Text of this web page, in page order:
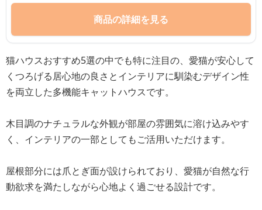
商品の詳細を見る
猫ハウスおすすめ5選の中でも特に注目の、愛猫が安心して
くつろげる居心地の良さとインテリアに馴染むデザイン性
を両立した多機能キャットハウスです。
木目調のナチュラルな外観が部屋の雰囲気に溶け込みやす
く、インテリアの一部としてもご活用いただけます。
屋根部分には爪とぎ面が設けられており、愛猫が自然な行
動欲求を満たしながら心地よく過ごせる設計です。